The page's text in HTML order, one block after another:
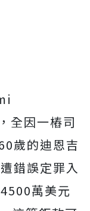
全因一樁司
歲的迪恩吉
錯誤定罪入
萬美元